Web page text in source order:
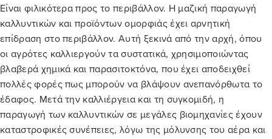
Είναι φιλικότερα προς το περιβάλλον. Η μαζική παραγωγή
καλλυντικών και προϊόντων ομορφιάς έχει αρνητική
επίδραση στο περιβάλλον. Αυτή ξεκινά από την αρχή, όπου
οι αγρότες καλλιεργούν τα συστατικά, χρησιμοποιώντας
βλαβερά χημικά και παρασιτοκτόνα, που έχει αποδειχθεί
πολλές φορές πως μπορούν να βλάψουν ανεπανόρθωτα το
έδαφος. Μετά την καλλιέργεια και τη συγκομιδή, η
παραγωγή των καλλυντικών σε μεγάλες βιομηχανίες έχουν
καταστροφικές συνέπειες, λόγω της μόλυνσης του αέρα και